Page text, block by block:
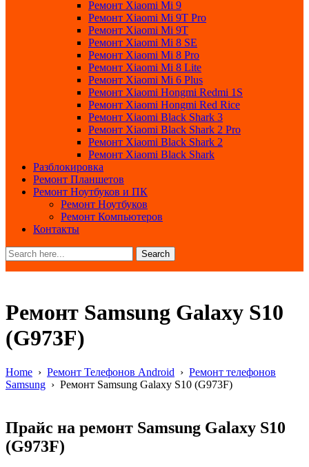
Ремонт Xiaomi Mi 9
Ремонт Xiaomi Mi 9T Pro
Ремонт Xiaomi Mi 9T
Ремонт Xiaomi Mi 8 SE
Ремонт Xiaomi Mi 8 Pro
Ремонт Xiaomi Mi 8 Lite
Ремонт Xiaomi Mi 6 Plus
Ремонт Xiaomi Hongmi Redmi 1S
Ремонт Xiaomi Hongmi Red Rice
Ремонт Xiaomi Black Shark 3
Ремонт Xiaomi Black Shark 2 Pro
Ремонт Xiaomi Black Shark 2
Ремонт Xiaomi Black Shark
Разблокировка
Ремонт Планшетов
Ремонт Ноутбуков и ПК
Ремонт Ноутбуков
Ремонт Компьютеров
Контакты
Search
Ремонт Samsung Galaxy S10
(G973F)
Home › Ремонт Телефонов Android › Ремонт телефонов
Samsung › Ремонт Samsung Galaxy S10 (G973F)
Прайс на ремонт Samsung Galaxy S10
(G973F)